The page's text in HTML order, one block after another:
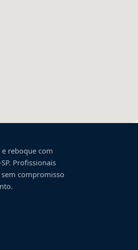
reboque com
SP. Profissionais
compromisso